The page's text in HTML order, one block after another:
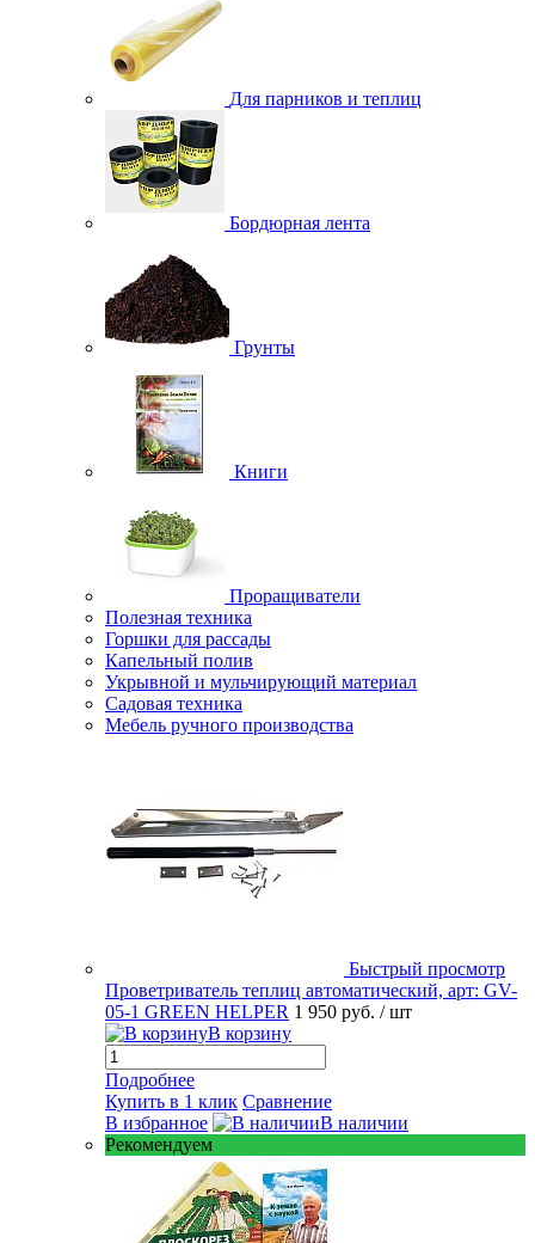
Для парников и теплиц
Бордюрная лента
Грунты
Книги
Проращиватели
Полезная техника
Горшки для рассады
Капельный полив
Укрывной и мульчирующий материал
Садовая техника
Мебель ручного производства
Быстрый просмотр
Проветриватель теплиц автоматический, арт: GV-
05-1 GREEN HELPER 1 950 руб. / шт
В корзину
Подробнее
Купить в 1 клик Сравнение
В избранное
В наличии
Рекомендуем